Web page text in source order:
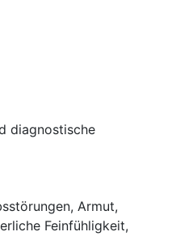
diagnostische
, Armut,
Feinfühligkeit,